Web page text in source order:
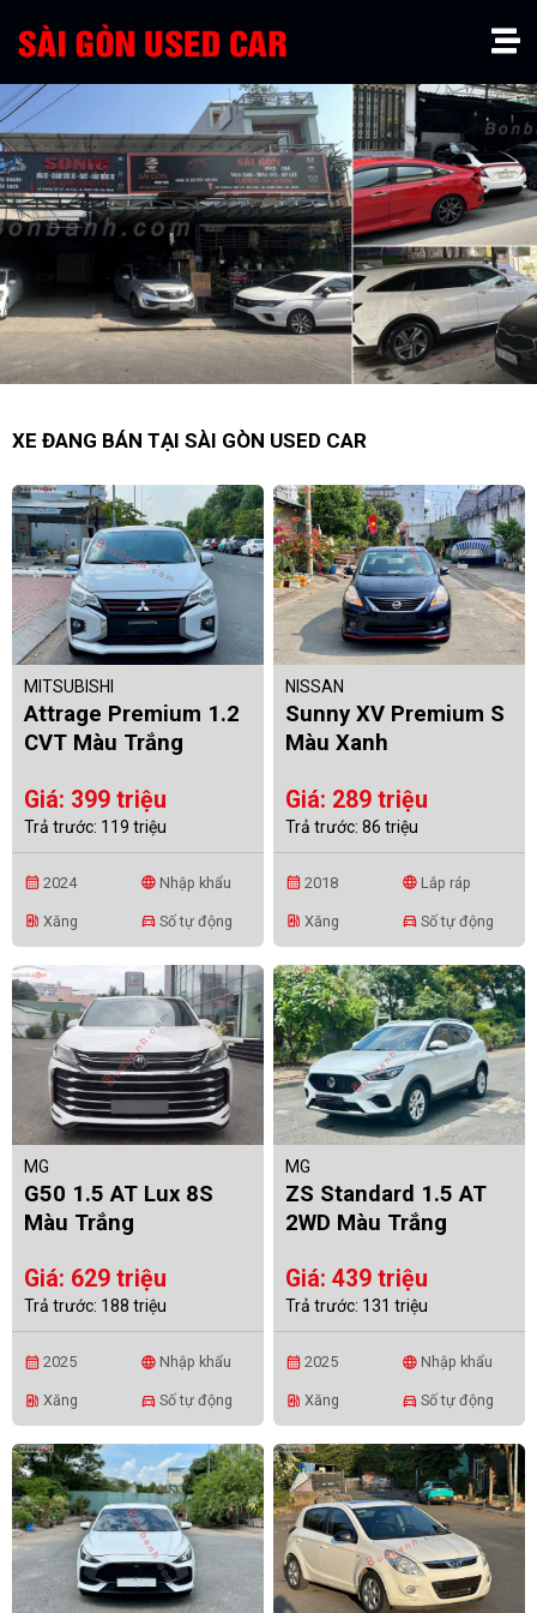
XE ĐANG BÁN TẠI SÀI GÒN USED CAR
MITSUBISHI
Attrage Premium 1.2
CVT Màu Trắng
Giá: 399 triệu
Trả trước: 119 triệu
calendar_month 2024 language Nhập khẩu
ev_station Xăng directions_car Số tự động
NISSAN
Sunny XV Premium S
Màu Xanh
Giá: 289 triệu
Trả trước: 86 triệu
calendar_month 2018 language Lắp ráp
ev_station Xăng directions_car Số tự động
MG
G50 1.5 AT Lux 8S
Màu Trắng
Giá: 629 triệu
Trả trước: 188 triệu
calendar_month 2025 language Nhập khẩu
ev_station Xăng directions_car Số tự động
MG
ZS Standard 1.5 AT
2WD Màu Trắng
Giá: 439 triệu
Trả trước: 131 triệu
calendar_month 2025 language Nhập khẩu
ev_station Xăng directions_car Số tự động